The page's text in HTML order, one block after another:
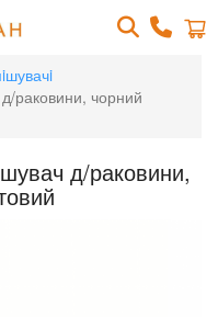
раковини, чорний
д/раковини,